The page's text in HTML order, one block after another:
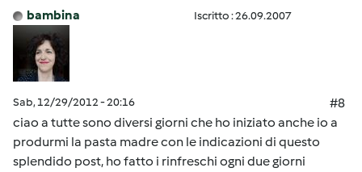
bambina Iscritto : 26.09.2007
Sab, 12/29/2012 - 20:16
#8
ciao a tutte sono diversi giorni che ho iniziato anche io a
produrmi la pasta madre con le indicazioni di questo
splendido post, ho fatto i rinfreschi ogni due giorni